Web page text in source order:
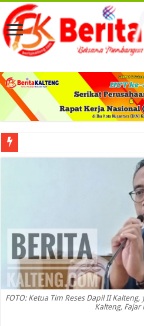
Viral! Selama Dua Bulan Lebih Siltap
FOTO: Ketua Tim Reses Dapil II
Kalteng, Fajar